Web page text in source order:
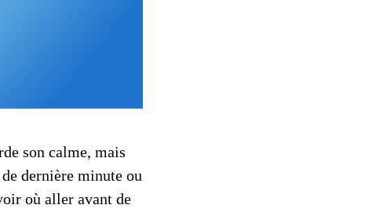
son calme, mais
de dernière minute ou
où aller avant de